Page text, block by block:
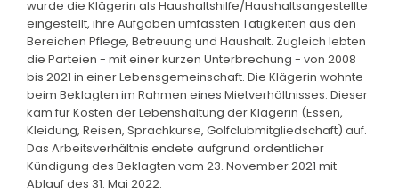
wurde die Klägerin als Haushaltshilfe/Haushaltsangestellte
eingestellt, ihre Aufgaben umfassten Tätigkeiten aus den
Bereichen Pflege, Betreuung und Haushalt. Zugleich lebten
die Parteien - mit einer kurzen Unterbrechung - von 2008
bis 2021 in einer Lebensgemeinschaft. Die Klägerin wohnte
beim Beklagten im Rahmen eines Mietverhältnisses. Dieser
kam für Kosten der Lebenshaltung der Klägerin (Essen,
Kleidung, Reisen, Sprachkurse, Golfclubmitgliedschaft) auf.
Das Arbeitsverhältnis endete aufgrund ordentlicher
Kündigung des Beklagten vom 23. November 2021 mit
Ablauf des 31. Mai 2022.